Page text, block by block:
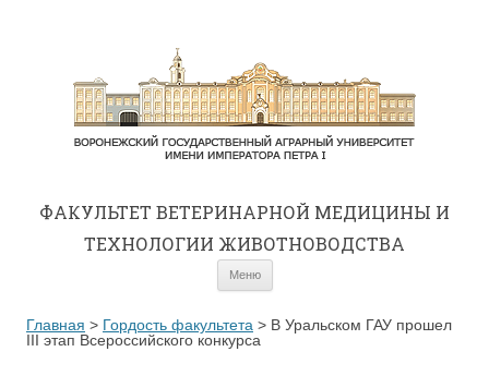
ФАКУЛЬТЕТ ВЕТЕРИНАРНОЙ МЕДИЦИНЫ И
ТЕХНОЛОГИИ ЖИВОТНОВОДСТВА
Меню
Главная > Гордость факультета > В Уральском ГАУ прошел
III этап Всероссийского конкурса